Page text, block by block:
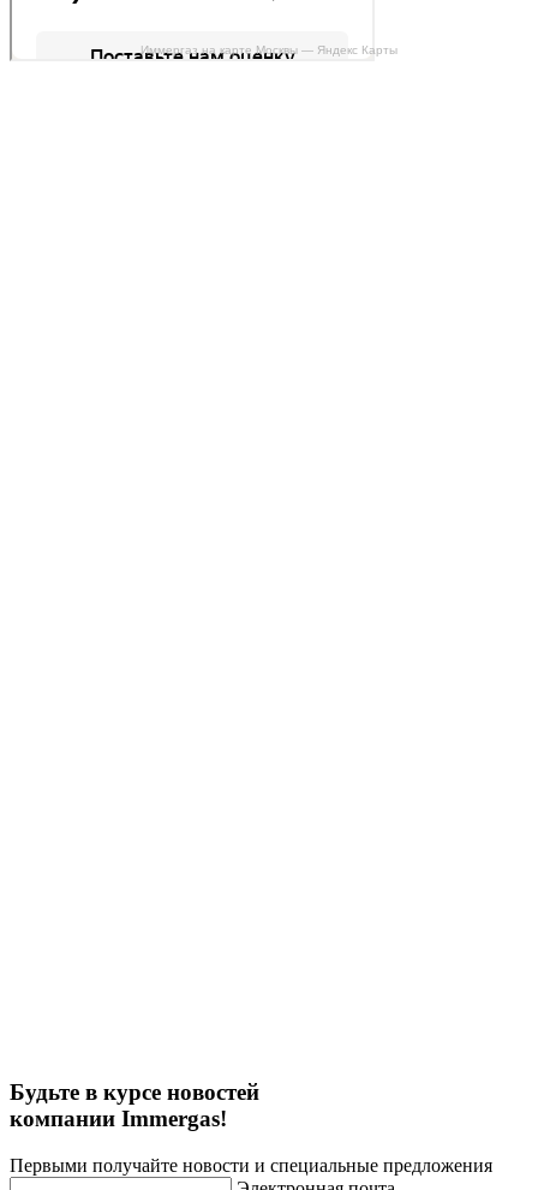
Иммергаз на карте Москвы — Яндекс Карты
Будьте в курсе новостей
компании Immergas!
Первыми получайте новости и специальные предложения